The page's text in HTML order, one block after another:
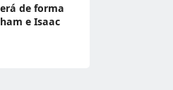
de forma
e Isaac